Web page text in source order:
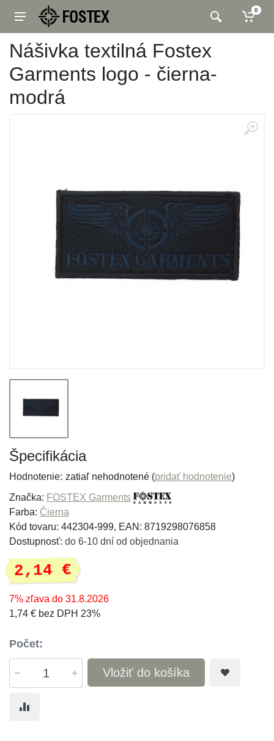
0
Nášivka textilná Fostex
Garments logo - čierna-
modrá
Špecifikácia
Hodnotenie: zatiaľ nehodnotené (pridať hodnotenie)
Značka: FOSTEX Garments
Farba: Čierna
Kód tovaru: 442304-999, EAN: 8719298076858
Dostupnosť: do 6-10 dní od objednania
2,14 €
7% zľava do 31.8.2026
1,74 € bez DPH 23%
Počet:
Vložiť do košíka